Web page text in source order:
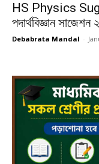
HS Physics
পদার্থবিজ্ঞান সাজেশন
Debabrata Mandal -